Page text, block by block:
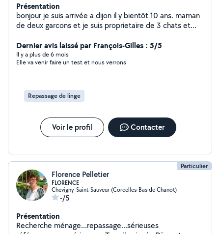
Présentation
bonjour je suis arrivée a dijon il y bientôt 10 ans. maman
de deux garcons et je suis proprietaire de 3 chats et
enfants. j'ai travaillé dans le ménage,garde d animaux.
Dernier avis laissé par François-Gilles : 5/5
Il y a plus de 6 mois
Elle va venir faire un test et nous verrons
Repassage de linge
Voir le profil Contacter
Particulier
Florence Pelletier
FLORENCE
Chevigny-Saint-Sauveur (Corcelles-Bas de Chanot)
-/5
Présentation
Recherche ménage...repassage...sérieuses